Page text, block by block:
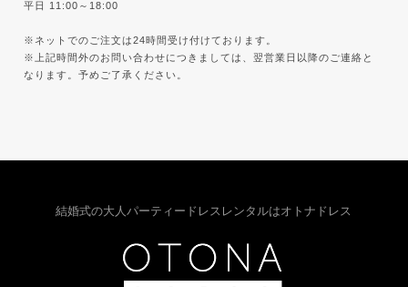
平日 11:00～18:00
※ネットでのご注文は24時間受け付けております。
※上記時間外のお問い合わせにつきましては、翌営業日以降のご連絡と
なります。予めご了承ください。
結婚式の大人パーティードレスレンタルはオトナドレス